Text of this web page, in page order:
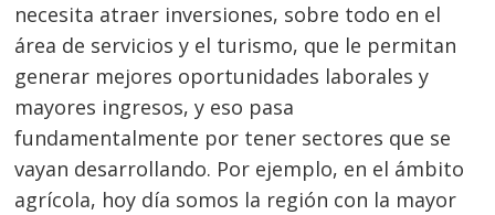
necesita atraer inversiones, sobre todo en el
área de servicios y el turismo, que le permitan
generar mejores oportunidades laborales y
mayores ingresos, y eso pasa
fundamentalmente por tener sectores que se
vayan desarrollando. Por ejemplo, en el ámbito
agrícola, hoy día somos la región con la mayor